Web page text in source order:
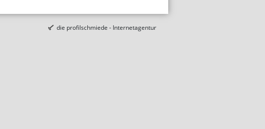
die profilschmiede - Internetagentur